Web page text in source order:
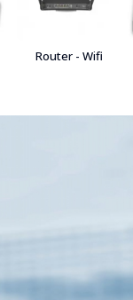
Router - Wifi